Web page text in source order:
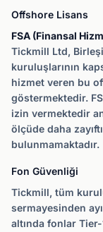
Offshore Lisans
FSA (Finansal
Tickmill Ltd,
kuruluşlarının
hizmet veren bu
göstermektedir.
izin vermektedir
ölçüde daha
bulunmamaktadır.
Fon Güvenliği
Tickmill, tüm
sermayesinden
altında fonlar